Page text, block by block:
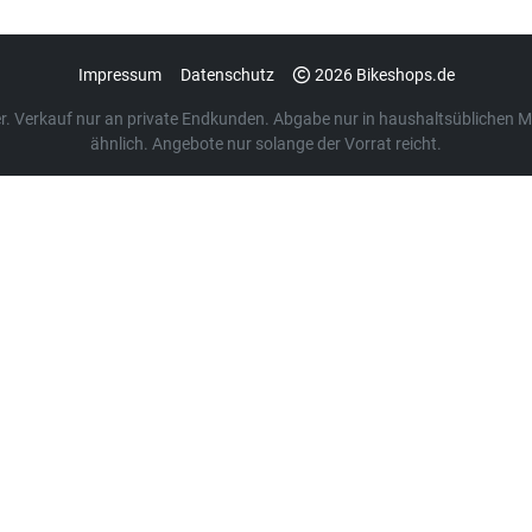
Impressum Datenschutz 2026 Bikeshops.de
Verkauf nur an private Endkunden. Abgabe nur in haushaltsüblichen
ähnlich. Angebote nur solange der Vorrat reicht.